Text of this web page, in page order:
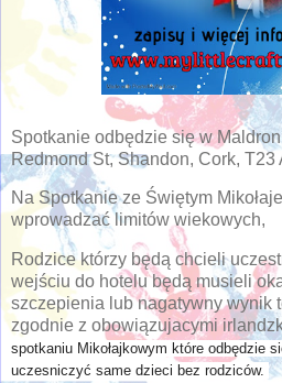
Spotkanie odbędzie się w
Redmond St, Shandon, Cork, T23
Na Spotkanie ze Świętym
wprowadzać limitów wiekowych,
Rodzice którzy będą chcieli
wejściu do hotelu będą musieli
szczepienia lub nagatywny wynik
zgodnie z obowiązujacymi
spotkaniu Mikołajkowym które odbędzie
uczesniczyć same dzieci bez rodziców.